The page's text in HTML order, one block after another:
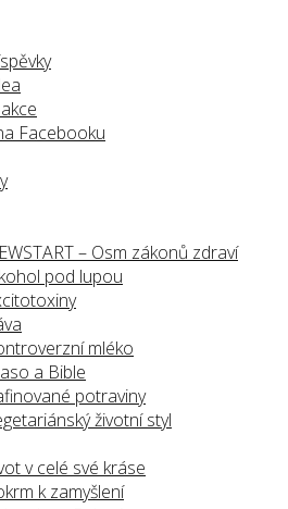
Facebooku
– Osm zákonů zdraví
pod lupou
mléko
a Bible
potraviny
životní styl
v celé své kráse
k zamyšlení